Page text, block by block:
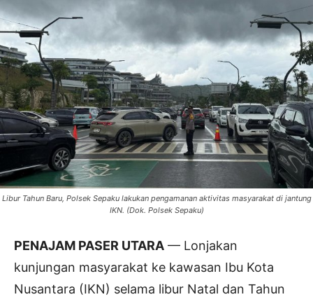
Libur Tahun Baru, Polsek Sepaku lakukan pengamanan aktivitas masyarakat di jantung
IKN. (Dok. Polsek Sepaku)
PENAJAM PASER UTARA — Lonjakan
kunjungan masyarakat ke kawasan Ibu Kota
Nusantara (IKN) selama libur Natal dan Tahun